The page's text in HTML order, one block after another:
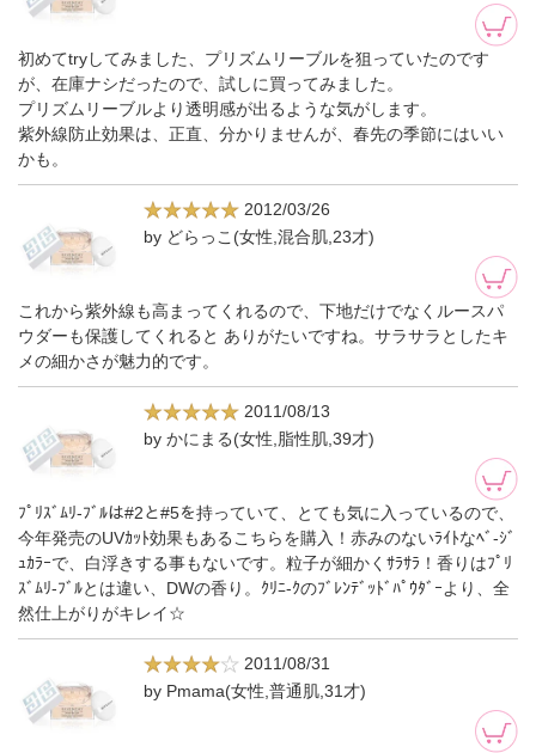
初めてtryしてみました、プリズムリーブルを狙っていたのです
が、在庫ナシだったので、試しに買ってみました。
プリズムリーブルより透明感が出るような気がします。
紫外線防止効果は、正直、分かりませんが、春先の季節にはいい
かも。
2012/03/26
by どらっこ(女性,混合肌,23才)
これから紫外線も高まってくれるので、下地だけでなくルースパ
ウダーも保護してくれると ありがたいですね。サラサラとしたキ
メの細かさが魅力的です。
2011/08/13
by かにまる(女性,脂性肌,39才)
ﾌﾟﾘｽﾞﾑﾘ-ﾌﾞﾙは#2と#5を持っていて、とても気に入っているので、
今年発売のUVｶｯﾄ効果もあるこちらを購入！赤みのないﾗｲﾄなﾍﾞ-ｼﾞ
ｭｶﾗｰで、白浮きする事もないです。粒子が細かくｻﾗｻﾗ！香りはﾌﾟﾘ
ｽﾞﾑﾘ-ﾌﾞﾙとは違い、DWの香り。ｸﾘﾆ-ｸのﾌﾞﾚﾝﾃﾞｯﾄﾞﾊﾟｳﾀﾞｰより、全
然仕上がりがキレイ☆
2011/08/31
by Pmama(女性,普通肌,31才)